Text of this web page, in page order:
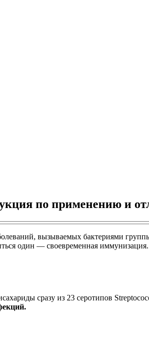
по применению и
вызываемых бактериями
один — своевременная
сразу из 23 серотипов